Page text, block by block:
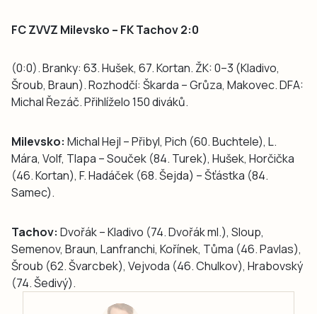
FC ZVVZ Milevsko – FK Tachov 2:0
(0:0). Branky: 63. Hušek, 67. Kortan. ŽK: 0–3 (Kladivo,
Šroub, Braun). Rozhodčí: Škarda – Grůza, Makovec. DFA:
Michal Řezáč. Přihlíželo 150 diváků.
Milevsko: Michal Hejl – Přibyl, Pich (60. Buchtele), L.
Mára, Volf, Tlapa – Souček (84. Turek), Hušek, Horčička
(46. Kortan), F. Hadáček (68. Šejda) – Šťástka (84.
Samec).
Tachov: Dvořák – Kladivo (74. Dvořák ml.), Sloup,
Semenov, Braun, Lanfranchi, Kořínek, Tůma (46. Pavlas),
Šroub (62. Švarcbek), Vejvoda (46. Chulkov), Hrabovský
(74. Šedivý).